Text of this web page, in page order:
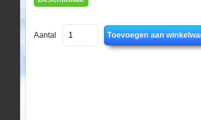
Aantal